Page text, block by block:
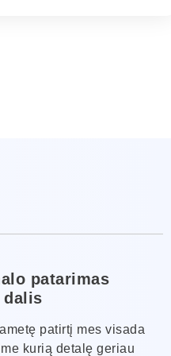
patarimas
dalis
patirtį mes visada
kurią detalę geriau